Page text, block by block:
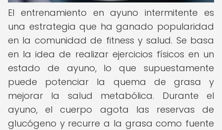
El entrenamiento en ayuno intermitente es
una estrategia que ha ganado popularidad
en la comunidad de fitness y salud. Se basa
en la idea de realizar ejercicios físicos en un
estado de ayuno, lo que supuestamente
puede potenciar la quema de grasa y
mejorar la salud metabólica. Durante el
ayuno, el cuerpo agota las reservas de
glucógeno y recurre a la grasa como fuente